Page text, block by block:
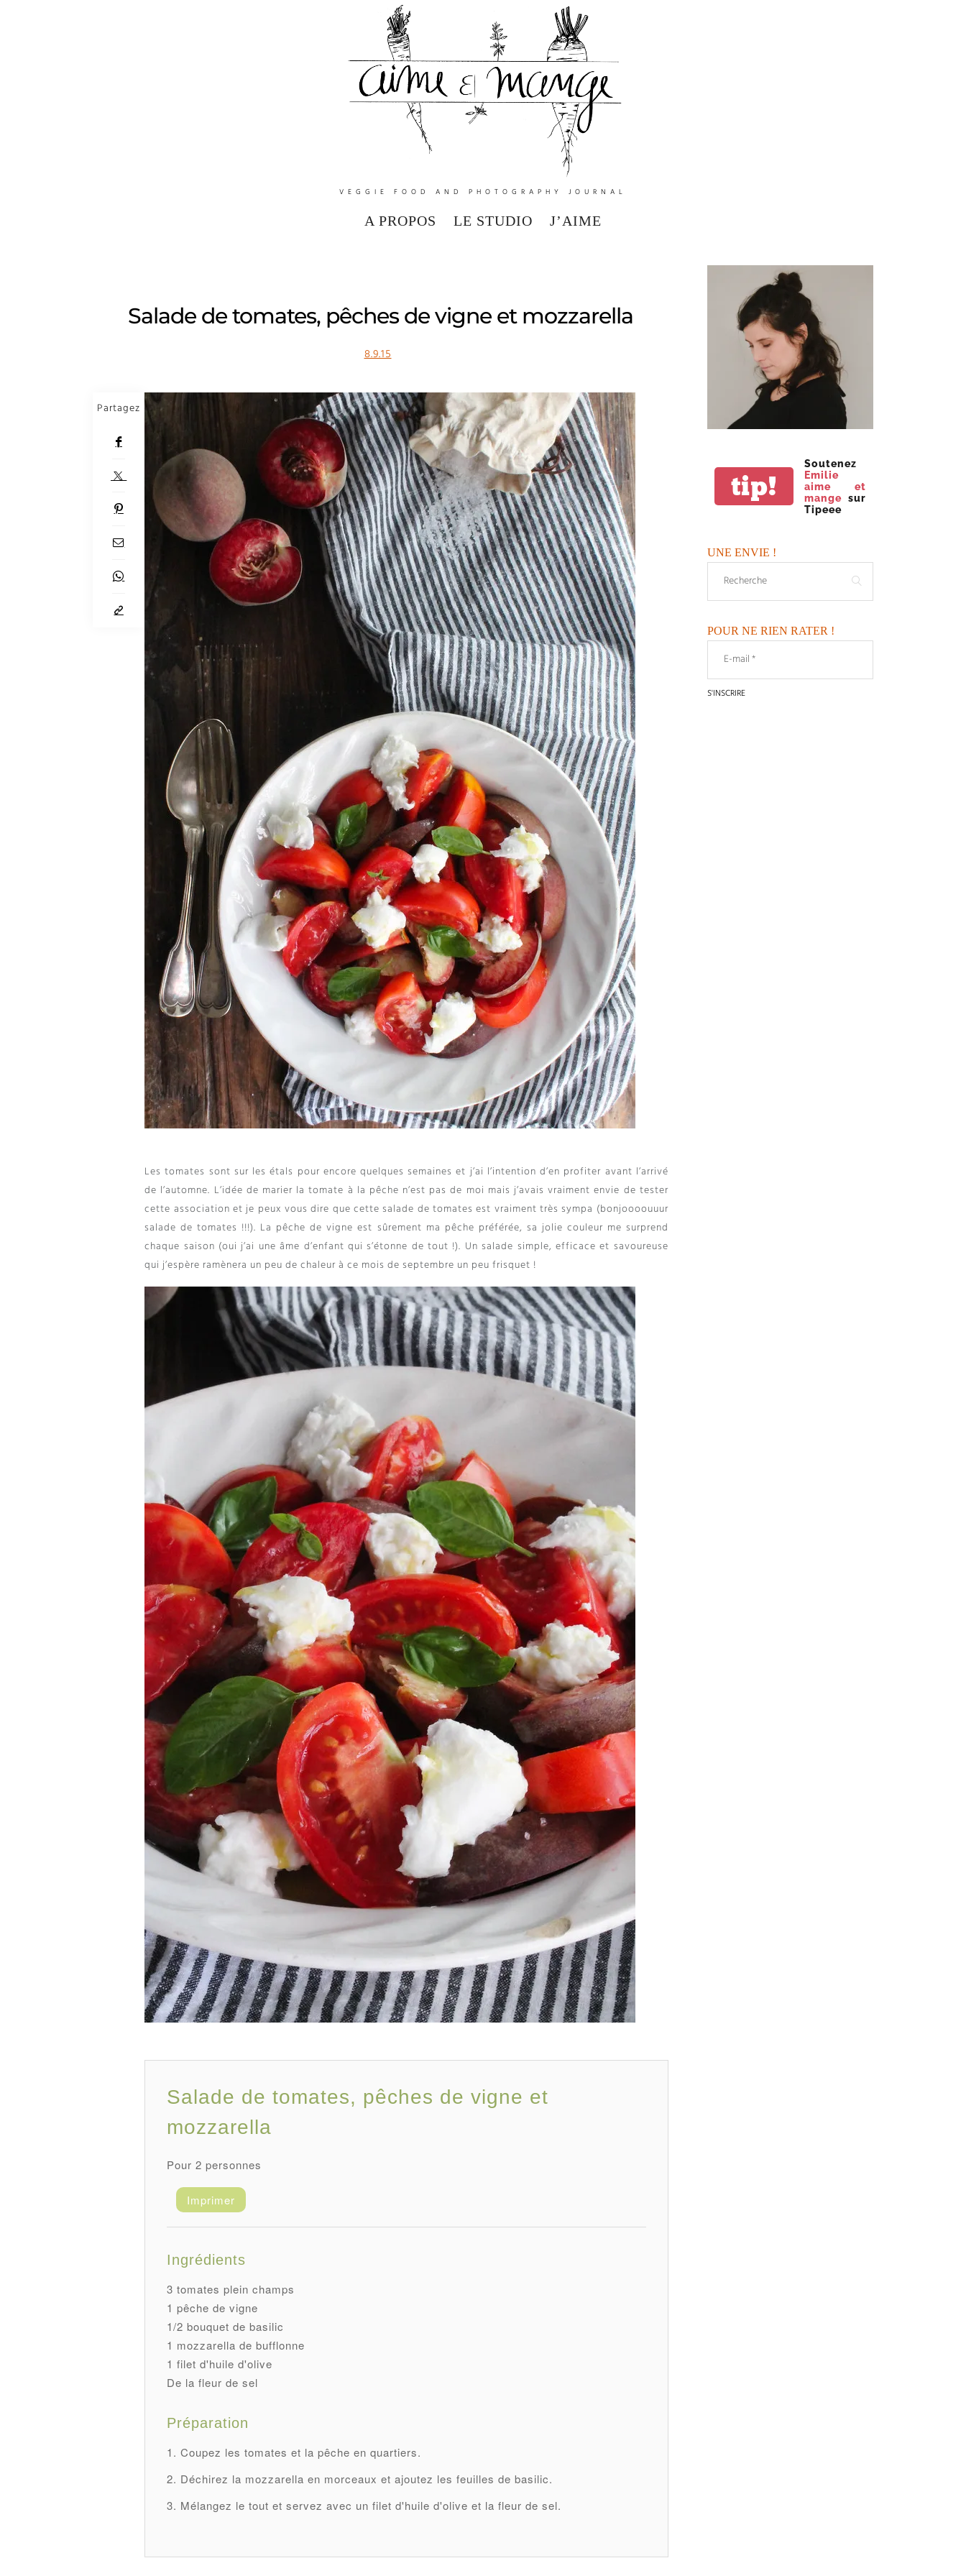
VEGGIE FOOD AND PHOTOGRAPHY JOURNAL
A PROPOS LE STUDIO J’AIME
Salade de tomates, pêches de vigne et mozzarella
8.9.15
Partagez
Les tomates sont sur les étals pour encore quelques semaines et j’ai l’intention d’en profiter avant l’arrivé
de l’automne. L’idée de marier la tomate à la pêche n’est pas de moi mais j’avais vraiment envie de tester
cette association et je peux vous dire que cette salade de tomates est vraiment très sympa (bonjoooouuur
salade de tomates !!!). La pêche de vigne est sûrement ma pêche préférée, sa jolie couleur me surprend
chaque saison (oui j’ai une âme d’enfant qui s’étonne de tout !). Un salade simple, efficace et savoureuse
qui j’espère ramènera un peu de chaleur à ce mois de septembre un peu frisquet !
Salade de tomates, pêches de vigne et
mozzarella
Pour 2 personnes
Enregistrer
Imprimer
Ingrédients
3 tomates plein champs
1 pêche de vigne
1/2 bouquet de basilic
1 mozzarella de bufflonne
1 filet d'huile d'olive
De la fleur de sel
Préparation
Coupez les tomates et la pêche en quartiers.
Déchirez la mozzarella en morceaux et ajoutez les feuilles de basilic.
Mélangez le tout et servez avec un filet d'huile d'olive et la fleur de sel.
tip!
Soutenez
Emilie
aime et
mange sur
Tipeee
UNE ENVIE !
POUR NE RIEN RATER !